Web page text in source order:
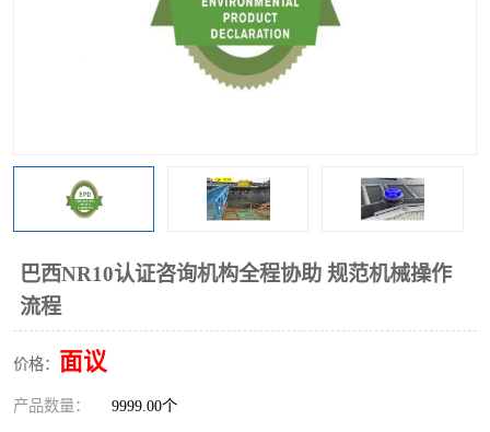
巴西NR10认证咨询机构全程协助 规范机械操作
流程
价格： 面议
产品数量： 9999.00个